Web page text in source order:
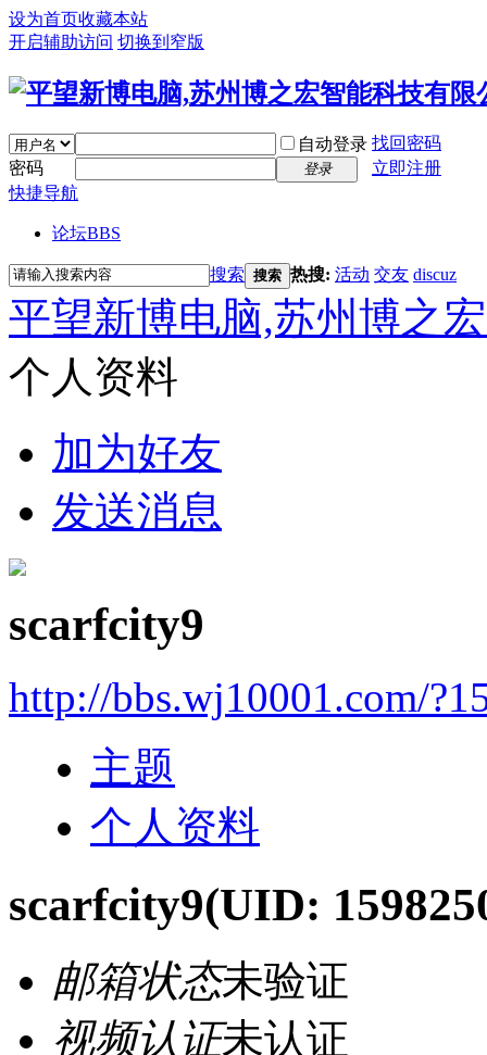
设为首页收藏本站
开启辅助访问 切换到窄版
自动登录 找回密码
密码
登录
立即注册
快捷导航
论坛BBS
搜索 搜索 热搜: 活动 交友 discuz
平望新博电脑,苏州博之
个人资料
加为好友
发送消息
scarfcity9
http://bbs.wj10001.com/
主题
个人资料
scarfcity9(UID:
邮箱状态未验证
视频认证未认证